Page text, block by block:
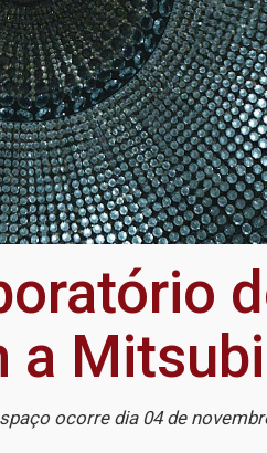
ocorre dia 04 de